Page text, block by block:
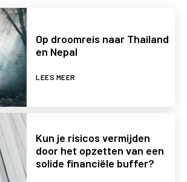
Op droomreis naar Thailand
en Nepal
LEES MEER
Kun je risicos vermijden
door het opzetten van een
solide financiële buffer?